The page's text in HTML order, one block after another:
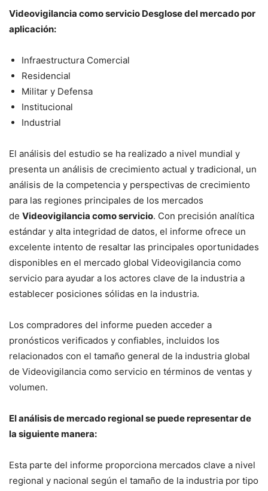
Videovigilancia como servicio Desglose del mercado por
aplicación:
Infraestructura Comercial
Residencial
Militar y Defensa
Institucional
Industrial
El análisis del estudio se ha realizado a nivel mundial y
presenta un análisis de crecimiento actual y tradicional, un
análisis de la competencia y perspectivas de crecimiento
para las regiones principales de los mercados
de Videovigilancia como servicio. Con precisión analítica
estándar y alta integridad de datos, el informe ofrece un
excelente intento de resaltar las principales oportunidades
disponibles en el mercado global Videovigilancia como
servicio para ayudar a los actores clave de la industria a
establecer posiciones sólidas en la industria.
Los compradores del informe pueden acceder a
pronósticos verificados y confiables, incluidos los
relacionados con el tamaño general de la industria global
de Videovigilancia como servicio en términos de ventas y
volumen.
El análisis de mercado regional se puede representar de
la siguiente manera:
Esta parte del informe proporciona mercados clave a nivel
regional y nacional según el tamaño de la industria por tipo